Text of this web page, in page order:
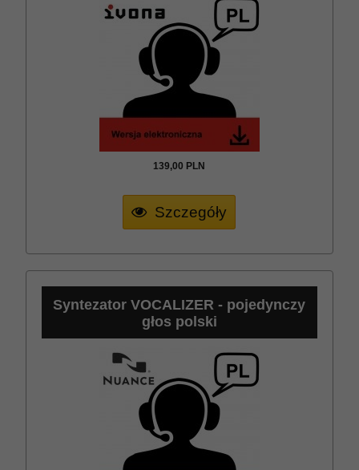
139,00 PLN
Szczegóły
Syntezator VOCALIZER - pojedynczy
głos polski